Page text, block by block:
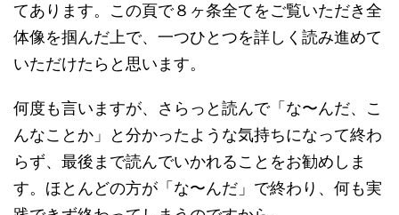
てあります。この頁で８ヶ条全てをご覧いただき全
体像を掴んだ上で、一つひとつを詳しく読み進めて
いただけたらと思います。
何度も言いますが、さらっと読んで「な〜んだ、こ
んなことか」と分かったような気持ちになって終わ
らず、最後まで読んでいかれることをお勧めしま
す。ほとんどの方が「な〜んだ」で終わり、何も実